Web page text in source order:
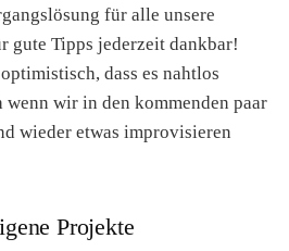
für alle unsere
gute Tipps jederzeit dankbar!
dass es nahtlos
wir in den kommenden paar
wieder etwas improvisieren
Projekte